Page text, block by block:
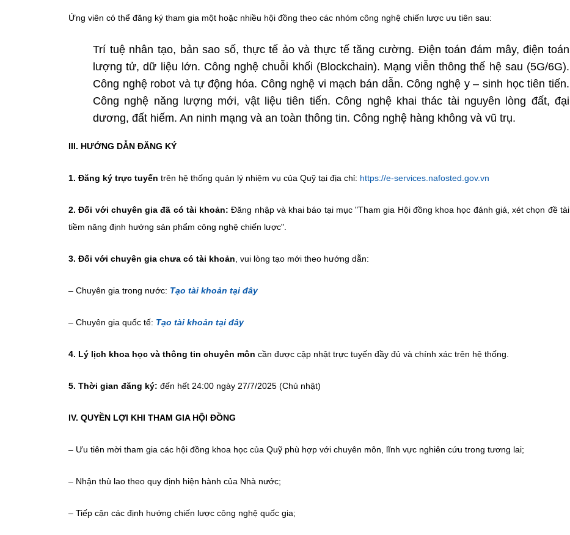
Ứng viên có thể đăng ký tham gia một hoặc nhiều hội đồng theo các nhóm công nghệ chiến lược ưu tiên sau:
Trí tuệ nhân tạo, bản sao số, thực tế ảo và thực tế tăng cường. Điện toán đám mây, điện toán
lượng tử, dữ liệu lớn. Công nghệ chuỗi khối (Blockchain). Mạng viễn thông thế hệ sau (5G/6G).
Công nghệ robot và tự động hóa. Công nghệ vi mạch bán dẫn. Công nghệ y – sinh học tiên tiến.
Công nghệ năng lượng mới, vật liệu tiên tiến. Công nghệ khai thác tài nguyên lòng đất, đại
dương, đất hiếm. An ninh mạng và an toàn thông tin. Công nghệ hàng không và vũ trụ.
III. HƯỚNG DẪN ĐĂNG KÝ
1. Đăng ký trực tuyến trên hệ thống quản lý nhiệm vụ của Quỹ tại địa chỉ: https://e-services.nafosted.gov.vn
2. Đối với chuyên gia đã có tài khoản: Đăng nhập và khai báo tại mục "Tham gia Hội đồng khoa học đánh giá, xét chọn đề tài
tiềm năng định hướng sản phẩm công nghệ chiến lược".
3. Đối với chuyên gia chưa có tài khoản , vui lòng tạo mới theo hướng dẫn:
– Chuyên gia trong nước: Tạo tài khoản tại đây
– Chuyên gia quốc tế: Tạo tài khoản tại đây
4. Lý lịch khoa học và thông tin chuyên môn cần được cập nhật trực tuyến đầy đủ và chính xác trên hệ thống.
5. Thời gian đăng ký: đến hết 24:00 ngày 27/7/2025 (Chủ nhật)
IV. QUYỀN LỢI KHI THAM GIA HỘI ĐỒNG
– Ưu tiên mời tham gia các hội đồng khoa học của Quỹ phù hợp với chuyên môn, lĩnh vực nghiên cứu trong tương lai;
– Nhận thù lao theo quy định hiện hành của Nhà nước;
– Tiếp cận các định hướng chiến lược công nghệ quốc gia;